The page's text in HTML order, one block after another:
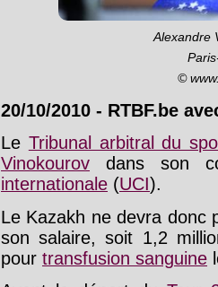
Alexandre
©
20/10/2010 - RTBF.be
Le Tribunal arbitral du
Vinokourov dans son
internationale (UCI).
Le Kazakh ne devra donc
son salaire, soit 1,2
pour transfusion sanguine